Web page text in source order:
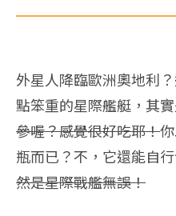
外星人降臨歐洲奧地利
點笨重的星際艦艇，其實
參喔？感覺很好吃耶！
瓶而已？不，它還能自
然是星際戰艦無誤！